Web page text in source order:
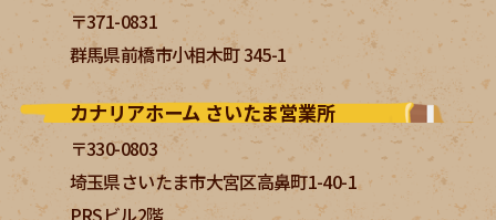
〒371-0831
群馬県前橋市小相木町 345-1
カナリアホーム さいたま営業所
〒330-0803
埼玉県さいたま市大宮区高鼻町1-40-1
PRSビル2階